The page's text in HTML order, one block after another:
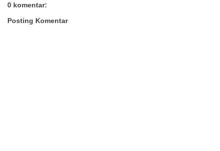
0 komentar:
Posting Komentar